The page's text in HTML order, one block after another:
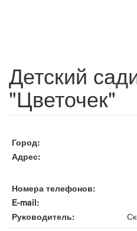
Детский
"Цветочек"
Город
Адрес
Номера телефонов
E-mail
Руководитель